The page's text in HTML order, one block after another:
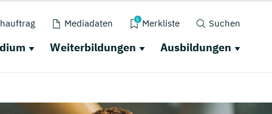
Mediadaten 0 Merkliste Suchen
Weiterbildungen Ausbildungen